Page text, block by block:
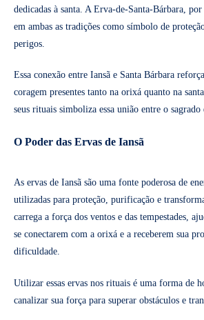
dedicadas à santa. A Erva-de-Santa-Bárbara,
em ambas as tradições como símbolo de
perigos.
Essa conexão entre Iansã e Santa Bárbara
coragem presentes tanto na orixá quanto na
seus rituais simboliza essa união entre o sagrado
O Poder das Ervas de Iansã
As ervas de Iansã são uma fonte poderosa de
utilizadas para proteção, purificação e
carrega a força dos ventos e das tempestades,
se conectarem com a orixá e a receberem sua
dificuldade.
Utilizar essas ervas nos rituais é uma forma de
canalizar sua força para superar obstáculos e